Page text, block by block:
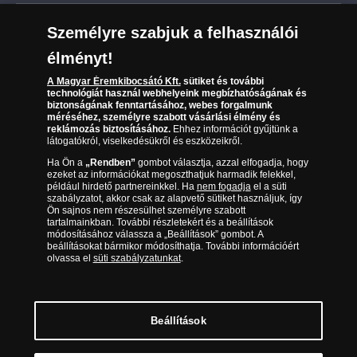
Kézbesítés
Reklamáció
Visszaküldés
Elállási űrlap
Karrier
Sütik (cookies) használata
Süti (cookies)Beállítások
Társaságunkról
Az érmék és érmek ára és értéke
Gyakran ismételt kérdések
Adatkezelés
06 80 888 889
(díjmentesen hívható hétfőtől csütörtökig 9.00 és 17.00
óra között, péntekenként 9.00 és 15.00 óra között)
Magyar Éremkibocsátó Kft. 1134 Budapest, Váci út 33. Cégjegyzékszám: 01-09-
957944, Adószám: 23275395-2-41 A Társaság a Magyar Kereskedelmi
Személyre szabjuk a felhasználói
élményt!
A Magyar Éremkibocsátó Kft.sütiket és további
technológiát használ webhelyeink megbízhatóságának és
biztonságának fenntartásához, webes forgalmunk
méréséhez, személyre szabott vásárlási élmény és
reklámozás biztosításához.Ehhez információt gyűjtünk a
látogatókról, viselkedésükről és eszközeikről.
Ha Ön a „Rendben”gombot választja, azzal elfogadja, hogy
ezeket az információkat megoszthatjuk harmadik felekkel,
például hirdető partnereinkkel. Ha nem fogadjael a süti
szabályzatot, akkor csak az alapvető sütiket használjuk, így
Ön sajnos nem részesülhet személyre szabott
tartalmainkban. További részletekért és a beállítások
módosításához válassza a „Beállítások” gombot. A
beállításokat bármikor módosíthatja. További információért
olvassa el süti szabályzatunkat.
Beállítások